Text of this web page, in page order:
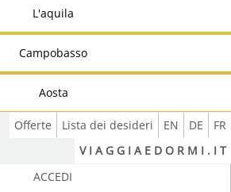
L'aquila
Campobasso
Aosta
FR
DE
EN
Lista dei desideri
Offerte
V I A G G I A E D O R M I . I T
ACCEDI